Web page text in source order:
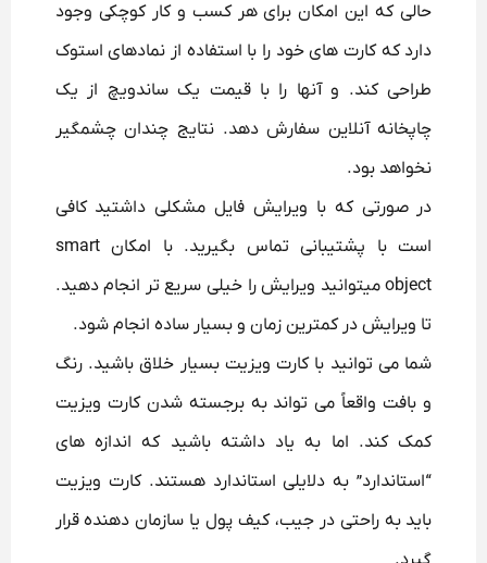
حالی که این امکان برای هر کسب و کار کوچکی وجود
دارد که کارت های خود را با استفاده از نمادهای استوک
طراحی کند. و آنها را با قیمت یک ساندویچ از یک
چاپخانه آنلاین سفارش دهد. نتایج چندان چشمگیر
نخواهد بود.
در صورتی که با ویرایش فایل مشکلی داشتید کافی
است با پشتیبانی تماس بگیرید. با امکان smart
object میتوانید ویرایش را خیلی سریع تر انجام دهید.
تا ویرایش در کمترین زمان و بسیار ساده انجام شود.
شما می توانید با کارت ویزیت بسیار خلاق باشید. رنگ
و بافت واقعاً می تواند به برجسته شدن کارت ویزیت
کمک کند. اما به یاد داشته باشید که اندازه های
“استاندارد” به دلایلی استاندارد هستند. کارت ویزیت
باید به راحتی در جیب، کیف پول یا سازمان دهنده قرار